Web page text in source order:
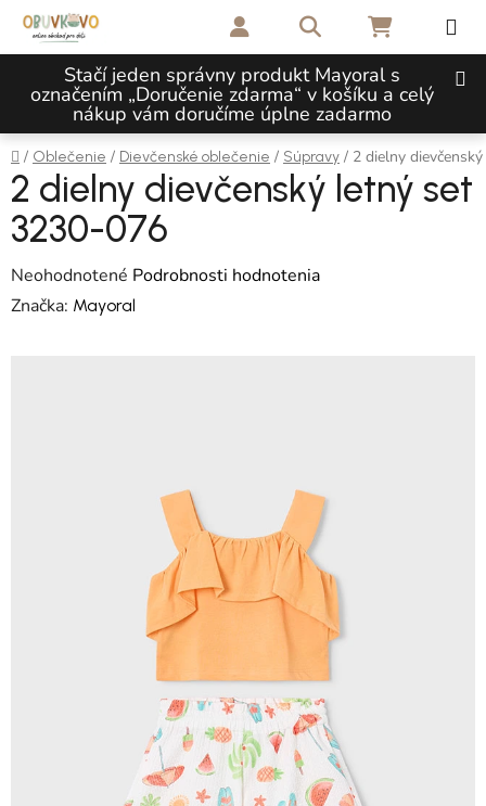
Prejsť na obsah
Stačí jeden správny produkt Mayoral s
označením „Doručenie zdarma“ v košíku a celý
nákup vám doručíme úplne zadarmo
Hľadať NÁKUPNÝ
Domov
/ Oblečenie / Dievčenské oblečenie / Súpravy / 2 dielny
2 dielny dievčenský letný set
3230-076
Priemerné hodnotenie produktu je 0,0 z 5 hviezdičiek.
Neohodnotené Podrobnosti hodnotenia
Značka: Mayoral